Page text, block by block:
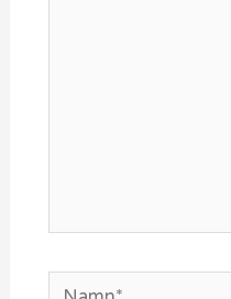
Namn*